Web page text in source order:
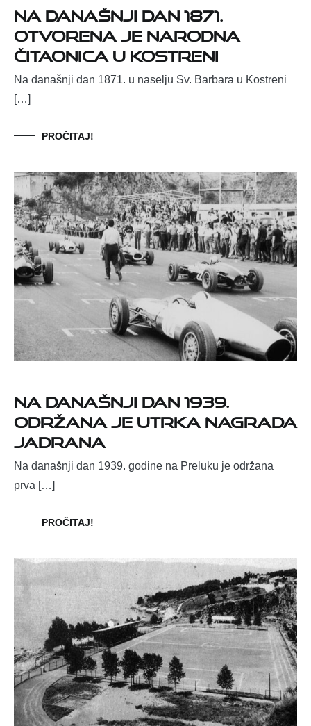
Na današnji dan 1871.
otvorena je Narodna
čitaonica u Kostreni
Na današnji dan 1871. u naselju Sv. Barbara u Kostreni
[…]
PROČITAJ!
Na današnji dan 1939.
održana je utrka Nagrada
Jadrana
Na današnji dan 1939. godine na Preluku je održana
prva […]
PROČITAJ!